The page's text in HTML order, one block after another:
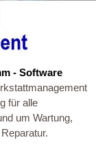
- Software
für alle
um Wartung,